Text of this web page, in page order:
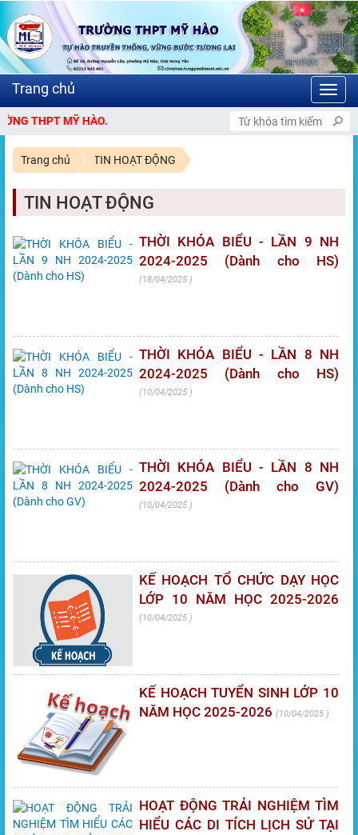
MỸ HÀO.
Trang chủ TIN HOẠT ĐỘNG
TIN HOẠT ĐỘNG
THỜI KHÓA BIỂU - LẦN 9 NH
2024-2025 (Dành cho HS)
18/04/2025
THỜI KHÓA BIỂU - LẦN 8 NH
2024-2025 (Dành cho HS)
10/04/2025
THỜI KHÓA BIỂU - LẦN 8 NH
2024-2025 (Dành cho GV)
10/04/2025
KẾ HOẠCH TỔ CHỨC DẠY HỌC
LỚP 10 NĂM HỌC 2025-2026
10/04/2025
KẾ HOẠCH TUYỂN SINH LỚP 10
NĂM HỌC 2025-2026
10/04/2025
HOẠT ĐỘNG TRẢI NGHIỆM TÌM
HIỂU CÁC DI TÍCH LỊCH SỬ TẠI